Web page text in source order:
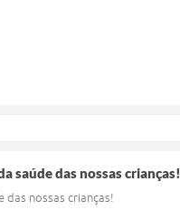
saúde das nossas crianças!
das nossas crianças!